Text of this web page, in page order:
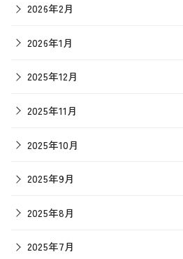
2026年2月
2026年1月
2025年12月
2025年11月
2025年10月
2025年9月
2025年8月
2025年7月